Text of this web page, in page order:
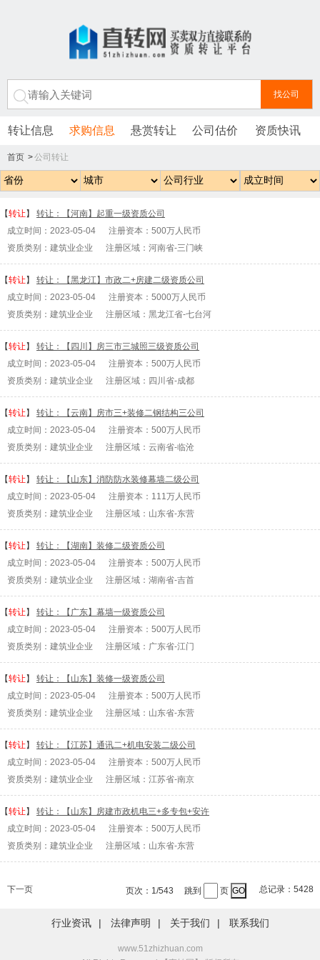
转让信息 求购信息 悬赏转让 公司估价 资质快讯
首页 >公司转让
【转让】 转让：【河南】起重一级资质公司
成立时间：2023-05-04 注册资本：500万人民币
资质类别：建筑业企业 注册区域：河南省-三门峡
【转让】 转让：【黑龙江】市政二+房建二级资质公司
成立时间：2023-05-04 注册资本：5000万人民币
资质类别：建筑业企业 注册区域：黑龙江省-七台河
【转让】 转让：【四川】房三市三城照三级资质公司
成立时间：2023-05-04 注册资本：500万人民币
资质类别：建筑业企业 注册区域：四川省-成都
【转让】 转让：【云南】房市三+装修二钢结构三公司
成立时间：2023-05-04 注册资本：500万人民币
资质类别：建筑业企业 注册区域：云南省-临沧
【转让】 转让：【山东】消防防水装修幕墙二级公司
成立时间：2023-05-04 注册资本：111万人民币
资质类别：建筑业企业 注册区域：山东省-东营
【转让】 转让：【湖南】装修二级资质公司
成立时间：2023-05-04 注册资本：500万人民币
资质类别：建筑业企业 注册区域：湖南省-吉首
【转让】 转让：【广东】幕墙一级资质公司
成立时间：2023-05-04 注册资本：500万人民币
资质类别：建筑业企业 注册区域：广东省-江门
【转让】 转让：【山东】装修一级资质公司
成立时间：2023-05-04 注册资本：500万人民币
资质类别：建筑业企业 注册区域：山东省-东营
【转让】 转让：【江苏】通讯二+机电安装二级公司
成立时间：2023-05-04 注册资本：500万人民币
资质类别：建筑业企业 注册区域：江苏省-南京
【转让】 转让：【山东】房建市政机电三+多专包+安许
成立时间：2023-05-04 注册资本：500万人民币
资质类别：建筑业企业 注册区域：山东省-东营
下一页 总记录：5428
页次：1/543 跳到 页
行业资讯 | 法律声明 | 关于我们 | 联系我们
www.51zhizhuan.com